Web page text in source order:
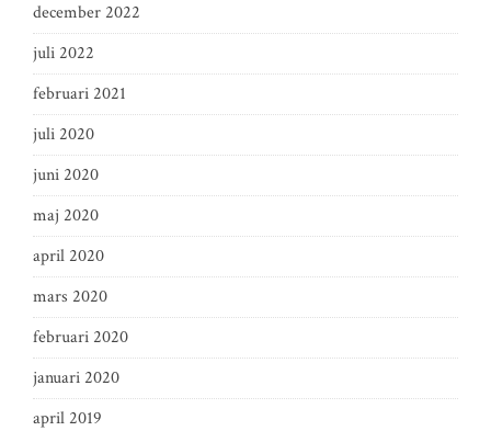
december 2022
juli 2022
februari 2021
juli 2020
juni 2020
maj 2020
april 2020
mars 2020
februari 2020
januari 2020
april 2019